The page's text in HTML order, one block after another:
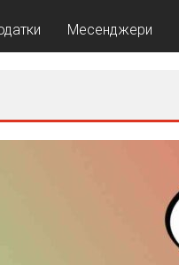
Месенджери